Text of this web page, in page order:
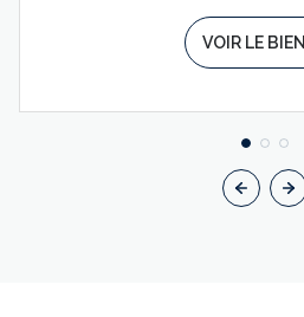
VOIR LE BIEN